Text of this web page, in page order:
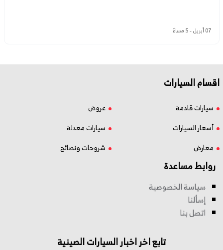
07 أبريل - 5 مساءً
اقسام السيارات
سيارات قادمة
عروض
أسعار السيارات
سيارات معدلة
معارض
شروحات ونصائح
روابط مساعدة
سياسة الخصوصية
إسألنا
اتصل بنا
تابع اخر اخبار السيارات الصينية